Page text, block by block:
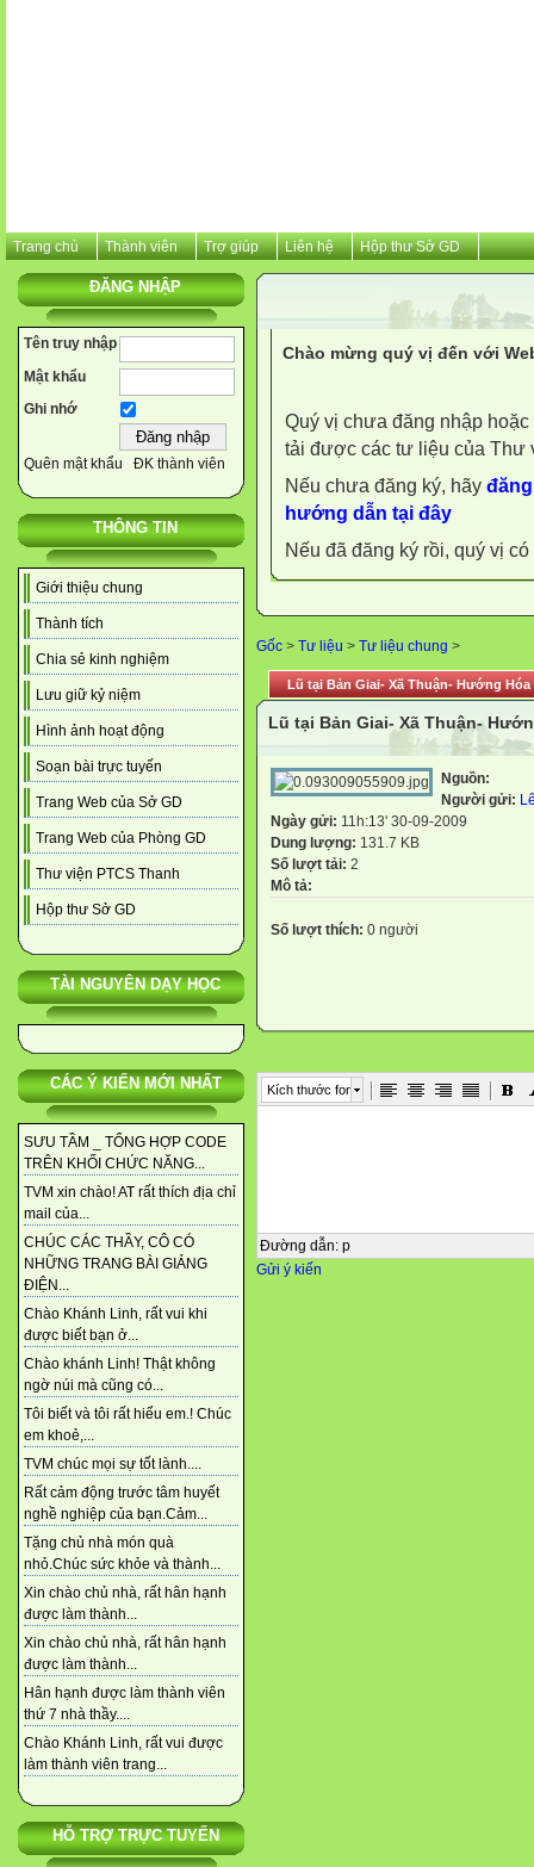
Trang chủ Thành viên Trợ giúp Liên hệ Hộp thư Sở GD
ĐĂNG NHẬP
Tên truy nhập
Mật khẩu
Ghi nhớ
Quên mật khẩu ĐK thành viên
THÔNG TIN
Giới thiệu chung
Thành tích
Chia sẻ kinh nghiệm
Lưu giữ kỷ niệm
Hình ảnh hoạt động
Soạn bài trực tuyến
Trang Web của Sở GD
Trang Web của Phòng GD
Thư viện PTCS Thanh
Hộp thư Sở GD
TÀI NGUYÊN DẠY HỌC
CÁC Ý KIẾN MỚI NHẤT
SƯU TẦM _ TỔNG HỢP CODE
TRÊN KHỐI CHỨC NĂNG...
TVM xin chào! AT rất thích địa chỉ
mail của...
CHÚC CÁC THẦY, CÔ CÓ
NHỮNG TRANG BÀI GIẢNG
ĐIỆN...
Chào Khánh Linh, rất vui khi
được biết bạn ở...
Chào khánh Linh! Thật không
ngờ núi mà cũng có...
Tôi biết và tôi rất hiểu em.! Chúc
em khoẻ,...
TVM chúc mọi sự tốt lành....
Rất cảm động trước tâm huyết
nghề nghiệp của bạn.Cảm...
Tặng chủ nhà món quà
nhỏ.Chúc sức khỏe và thành...
Xin chào chủ nhà, rất hân hạnh
được làm thành...
Xin chào chủ nhà, rất hân hạnh
được làm thành...
Hân hạnh được làm thành viên
thứ 7 nhà thầy....
Chào Khánh Linh, rất vui được
làm thành viên trang...
HỖ TRỢ TRỰC TUYẾN
Chào mừng quý vị đến với
Quý vị chưa đăng nhập
tải được các tư liệu của Thư
Nếu chưa đăng ký, hãy
hướng dẫn tại đây
Nếu đã đăng ký rồi, quý vị
Gốc > Tư liệu > Tư liệu chung >
Lũ tại Bản Giai- Xã Thuận- Hướng Hóa
Lũ tại Bản Giai- Xã Thuận-
Nguồn:
Người gửi:
Ngày gửi: 11h:13' 30-09-2009
Dung lượng: 131.7 KB
Số lượt tải: 2
Mô tả:
Số lượt thích: 0 người
Kích thước font
Đường dẫn: p
Gửi ý kiến